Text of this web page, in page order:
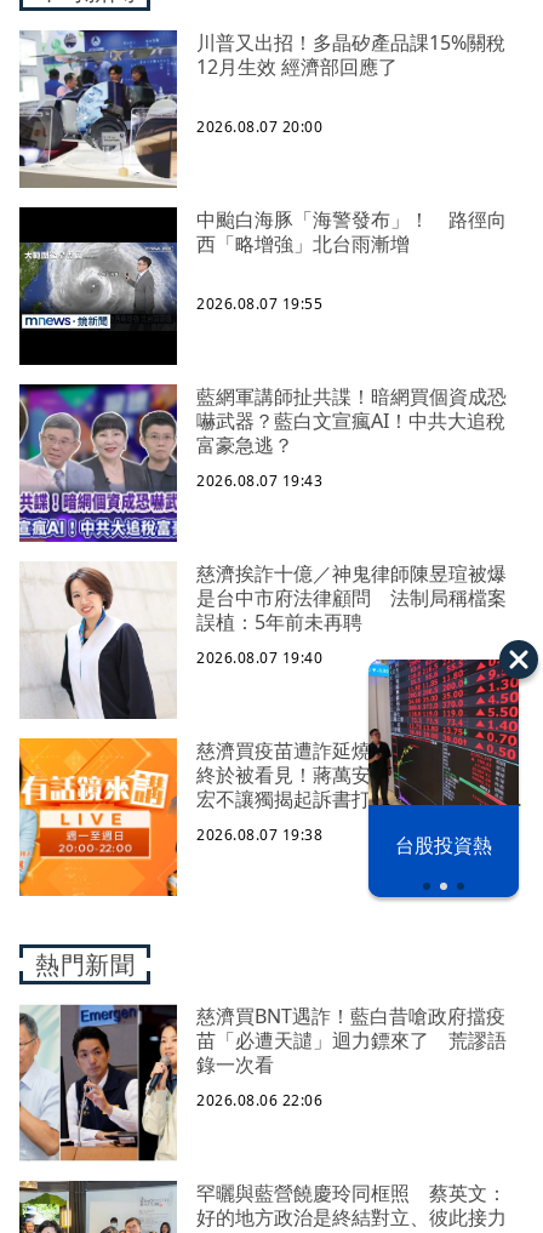
漢光42演習 台股投資熱
川普又出招！多晶矽產品課15%關稅
12月生效 經濟部回應了
2026.08.07 20:00
中颱白海豚「海警發布」！ 路徑向
西「略增強」北台雨漸增
2026.08.07 19:55
藍網軍講師扯共諜！暗網買個資成恐
嚇武器？藍白文宣瘋AI！中共大追稅
富豪急逃？
2026.08.07 19:43
慈濟挨詐十億／神鬼律師陳昱瑄被爆
是台中市府法律顧問 法制局稱檔案
誤植：5年前未再聘
2026.08.07 19:40
慈濟買疫苗遭詐延燒！陳時中嘆真相
終於被看見！蔣萬安翻車又怪中央？
宏不讓獨揭起訴書打臉藍白？柯文哲
生日嚇一大跳忘記腳傷？虐童案再
爆！北市府突襲稽查變套招？
2026.08.07 19:38
熱門新聞
慈濟買BNT遇詐！藍白昔嗆政府擋疫
苗「必遭天譴」迴力鏢來了 荒謬語
錄一次看
2026.08.06 22:06
罕曬與藍營饒慶玲同框照 蔡英文：
好的地方政治是終結對立、彼此接力